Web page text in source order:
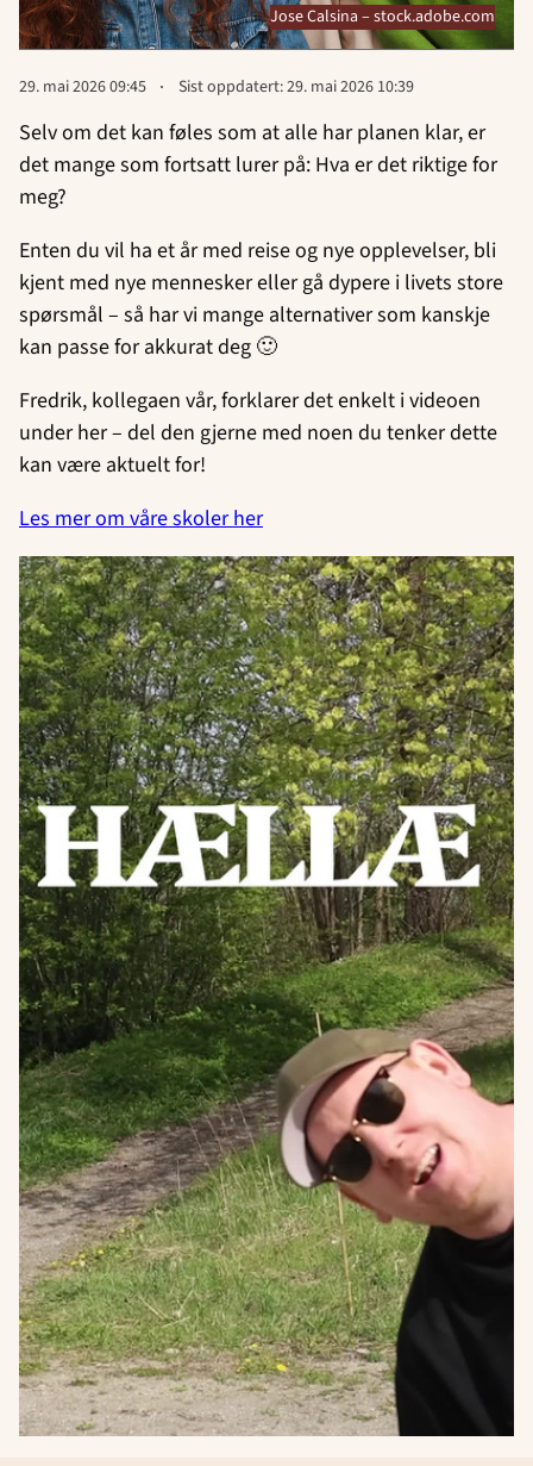
Jose Calsina – stock.adobe.com
Lagt
på
29. mai 2026 09:45 Sist oppdatert:29. mai 2026 10:39
Selv om det kan føles som at alle har planen klar, er
det mange som fortsatt lurer på: Hva er det riktige for
meg?
Enten du vil ha et år med reise og nye opplevelser, bli
kjent med nye mennesker eller gå dypere i livets store
spørsmål – så har vi mange alternativer som kanskje
kan passe for akkurat deg 🙂
Fredrik, kollegaen vår, forklarer det enkelt i videoen
under her – del den gjerne med noen du tenker dette
kan være aktuelt for!
Les mer om våre skoler her